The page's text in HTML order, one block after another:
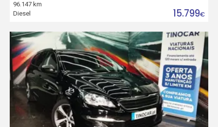
96.147 km
Diesel
15.799€